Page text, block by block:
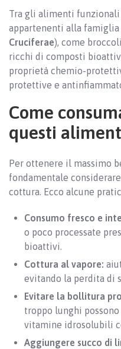
Tra gli alimenti
appartenenti alla
Cruciferae), come
ricchi di composti
proprietà chemio-
protettive e
Come
questi
Per ottenere il massimo
fondamentale
cottura. Ecco alcune
Consumo fresco e
o poco processate
bioattivi.
Cottura al vapore:
evitando la perdita di
Evitare la bollitura
troppo lunghi
vitamine idrosolubili
Aggiungere succo di